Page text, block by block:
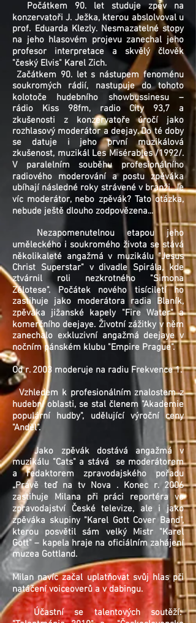
Počátkem 90. let studuje zpěv na
konzervatoři J. Ježka, kterou abslolvoval u
prof. Eduarda Klezly. Nesmazatelné stopy
na jeho hlasovém projevu zanechal jeho
profesor interpretace a skvělý člověk
"český Elvis" Karel Zich.
Začátkem 90. let s nástupem fenoménu
soukromých rádií, nastupuje do tohoto
kolotoče hudebního showbussinesu –
rádio Kiss 98fm, radio City 93,7 a
zkušenosti z konzervatoře úročí jako
rozhlasový moderátor a deejay. Do té doby
se datuje i jeho první muzikálová
zkušenost, muzikál Les Misérables /1992/.
V paralelním souběhu profesionálního
radiového moderování a postu zpěváka
ubíhají následné roky strávené v branži. Je
víc moderátor, nebo zpěvák? Tato otázka,
nebude ještě dlouho zodpovězena...
Nezapomenutelnou etapou jeho
uměleckého i soukromého života se stává
několikaleté angažmá v muzikálu "Jesus
Christ Superstar" v divadle Spirála, kde
ztvárnil roli nezkrotného "Simona
Zélotese". Počátek nového tisíciletí ho
zastihuje jako moderátora radia Blaník,
zpěváka jižanské kapely "Fire Water" a
komerčního deejaye. Životní zážitky v něm
zanechalo exkluzivní angažmá deejaye v
nočním pánském klubu "Empire Prague".
Od r. 2003 moderuje na radiu Frekvence 1.
Vzhledem k profesionálním znalostem z
hudební oblasti, se stal členem "Akademie
populární hudby", udělující výroční ceny
"Anděl".
Jako zpěvák dostává angažmá v
muzikálu "Cats" a stává se moderátorem
a redaktorem zpravodajského pořadu
„Právě teď na tv Nova . Konec r. 2006
zastihuje Milana při práci reportéra ve
zpravodajství České televize, ale i jako
zpěváka skupiny "Karel Gott Cover Band",
kterou posvětil sám velký Mistr "Karel
Gott" – kapela hraje na oficiálním zahájení
muzea Gottland.
Milan navíc začal uplatňovat svůj hlas při
natáčení voiceoverů a v dabingu.
Účastní se talentových soutěží: